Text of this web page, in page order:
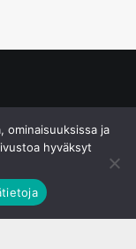
ominaisuuksissa ja
hyväksyt